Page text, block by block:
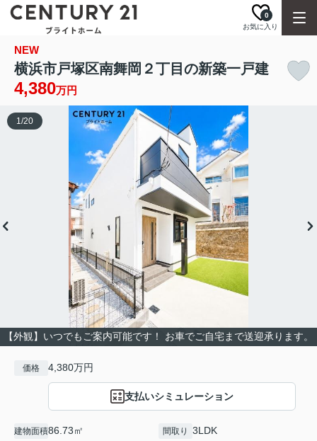
お気に入り
0
NEW
横浜市戸塚区南舞岡２丁目の新築一戸建
4,380万円
【外観】いつでもご案内可能です！ お車でご自宅まで送迎承ります。
1/20
価格 4,380万円
支払いシミュレーション
建物面積86.73㎡ 間取り 3LDK